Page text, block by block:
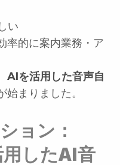
い
率的に案内業務・ア
AIを活用した音声自
始まりました。
ョン：
したAI音